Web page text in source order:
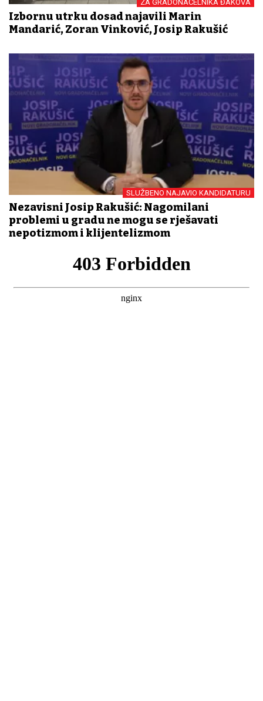
ZA GRADONAČELNIKA ĐAKOVA
Izbornu utrku dosad najavili Marin
Mandarić, Zoran Vinković, Josip Rakušić
SLUŽBENO NAJAVIO KANDIDATURU
Nezavisni Josip Rakušić: Nagomilani
problemi u gradu ne mogu se rješavati
nepotizmom i klijentelizmom